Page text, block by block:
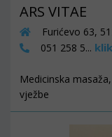
ARS VITAE
Furićevo 63,
051 258 5...
Medicinska
vježbe